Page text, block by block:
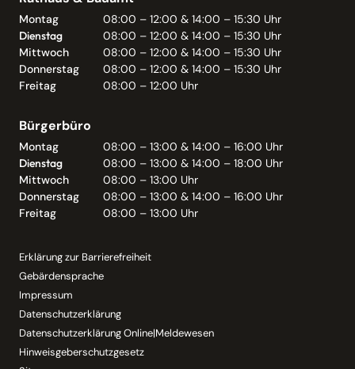
Montag
08:00 – 12:00 & 14:00 – 15:30 Uhr
Dienstag
08:00 – 12:00 & 14:00 – 15:30 Uhr
Mittwoch
08:00 – 12:00 & 14:00 – 15:30 Uhr
Donnerstag
08:00 – 12:00 & 14:00 – 15:30 Uhr
Freitag
08:00 – 12:00 Uhr
Bürgerbüro
Montag
08:00 – 13:00 & 14:00 – 16:00 Uhr
Dienstag
08:00 – 13:00 & 14:00 – 18:00 Uhr
Mittwoch
08:00 – 13:00 Uhr
Donnerstag
08:00 – 13:00 & 14:00 – 16:00 Uhr
Freitag
08:00 – 13:00 Uhr
Erklärung zur Barrierefreiheit
Gebärdensprache
Impressum
Datenschutzerklärung
Datenschutzerklärung Online|Meldewesen
Hinweisgeberschutzgesetz